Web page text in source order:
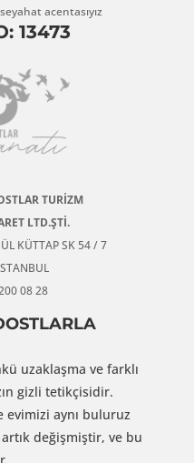
acentasıyız
13473
TURİZM
LTD.ŞTİ.
KÜTTAP SK 54 / 7
08 28
uzaklaşma ve farklı
gizli tetikçisidir.
evimizi aynı buluruz
değişmiştir, ve bu